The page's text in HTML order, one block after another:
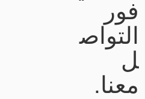
فور
التواص
ل
معنا.